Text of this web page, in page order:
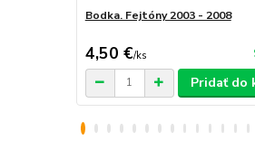
Bodka. Fejtóny 2003 - 2008
4,50 €/ks
Pridať do